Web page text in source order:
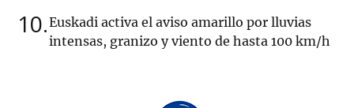
10 Euskadi activa el aviso amarillo por lluvias
intensas, granizo y viento de hasta 100 km/h